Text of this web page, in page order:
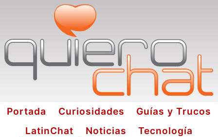
Portada Curiosidades
Guías y Trucos
LatinChat
Noticias
Tecnología